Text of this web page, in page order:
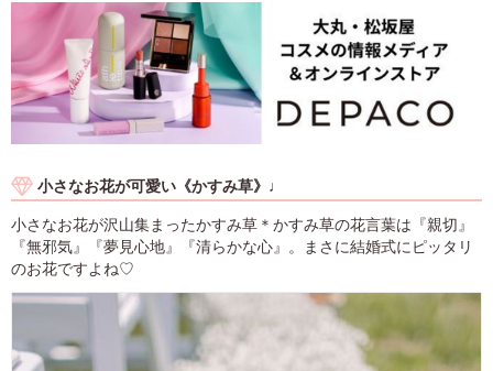
小さなお花が可愛い《かすみ草》♩
小さなお花が沢山集まったかすみ草＊かすみ草の花言葉は『親切』
『無邪気』『夢見心地』『清らかな心』。まさに結婚式にピッタリ
のお花ですよね♡